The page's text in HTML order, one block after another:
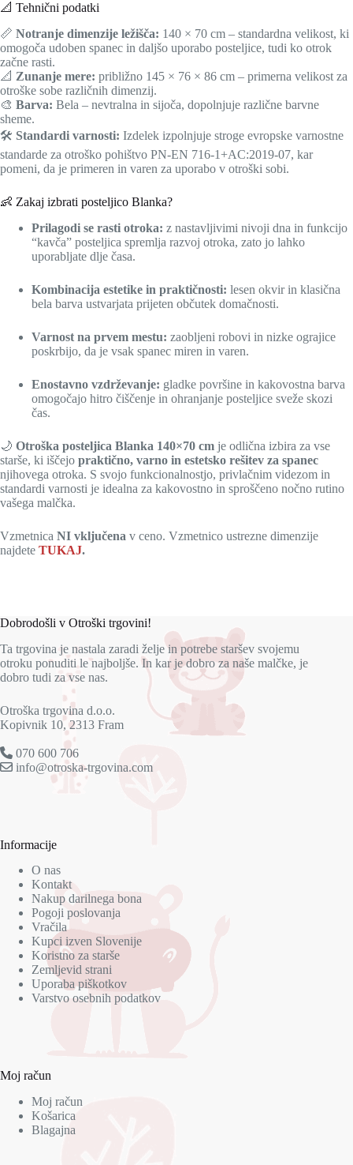
📐 Tehnični podatki
📏 Notranje dimenzije ležišča: 140 × 70 cm – standardna velikost, ki
omogoča udoben spanec in daljšo uporabo posteljice, tudi ko otrok
začne rasti.
📐 Zunanje mere: približno 145 × 76 × 86 cm – primerna velikost za
otroške sobe različnih dimenzij.
🎨 Barva: Bela – nevtralna in sijoča, dopolnjuje različne barvne
sheme.
🛠️ Standardi varnosti: Izdelek izpolnjuje stroge evropske varnostne
standarde za otroško pohištvo PN-EN 716-1+AC:2019-07, kar
pomeni, da je primeren in varen za uporabo v otroški sobi.
👶 Zakaj izbrati posteljico Blanka?
Prilagodi se rasti otroka: z nastavljivimi nivoji dna in funkcijo
“kavča” posteljica spremlja razvoj otroka, zato jo lahko
uporabljate dlje časa.
Kombinacija estetike in praktičnosti: lesen okvir in klasična
bela barva ustvarjata prijeten občutek domačnosti.
Varnost na prvem mestu: zaobljeni robovi in nizke ograjice
poskrbijo, da je vsak spanec miren in varen.
Enostavno vzdrževanje: gladke površine in kakovostna barva
omogočajo hitro čiščenje in ohranjanje posteljice sveže skozi
čas.
🌙 Otroška posteljica Blanka 140×70 cm je odlična izbira za vse
starše, ki iščejo praktično, varno in estetsko rešitev za spanec
njihovega otroka. S svojo funkcionalnostjo, privlačnim videzom in
standardi varnosti je idealna za kakovostno in sproščeno nočno rutino
vašega malčka.
Vzmetnica NI vključena v ceno. Vzmetnico ustrezne dimenzije
najdete TUKAJ.
Dobrodošli v Otroški trgovini!
Ta trgovina je nastala zaradi želje in potrebe staršev svojemu
otroku ponuditi le najboljše. In kar je dobro za naše malčke, je
dobro tudi za vse nas.
Otroška trgovina d.o.o.
Kopivnik 10, 2313 Fram
070 600 706
info@otroska-trgovina.com
Informacije
O nas
Kontakt
Nakup darilnega bona
Pogoji poslovanja
Vračila
Kupci izven Slovenije
Koristno za starše
Zemljevid strani
Uporaba piškotkov
Varstvo osebnih podatkov
Moj račun
Moj račun
Košarica
Blagajna